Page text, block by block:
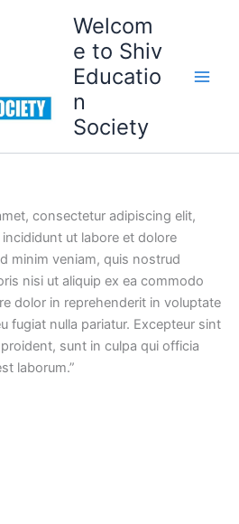
Welcom
e to Shiv
Educatio
n
Society
consectetur adipiscing elit,
ut labore et dolore
minim veniam, quis nostrud
nisi ut aliquip ex ea commodo
dolor in reprehenderit in voluptate
fugiat nulla pariatur. Excepteur sint
sunt in culpa qui officia
laborum.”